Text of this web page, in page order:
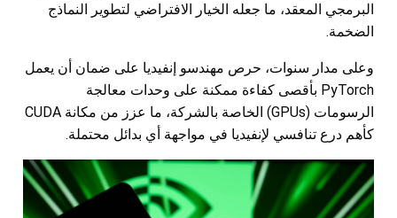
البرمجي المعقد، ما جعله الخيار الافتراضي لتطوير النماذج
الضخمة.
وعلى مدار سنوات، حرص مهندسو إنفيديا على ضمان أن يعمل
PyTorch بأقصى كفاءة ممكنة على وحدات معالجة
الرسومات (GPUs) الخاصة بالشركة، ما عزز من مكانة CUDA
كأهم درع تنافسي لإنفيديا في مواجهة أي بدائل محتملة.